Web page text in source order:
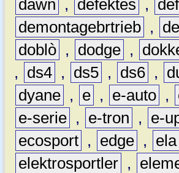
dawn , defektes ,
demontagebrtrieb ,
doblò , dodge ,
,
ds4 , ds5 , ds6 ,
dyane , e , e-auto ,
e-serie , e-tron , e-
ecosport , edge , ela
elektrosportler ,